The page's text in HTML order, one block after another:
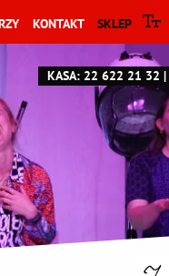
KONTAKT SKLEP
KASA: 22 622 21 32